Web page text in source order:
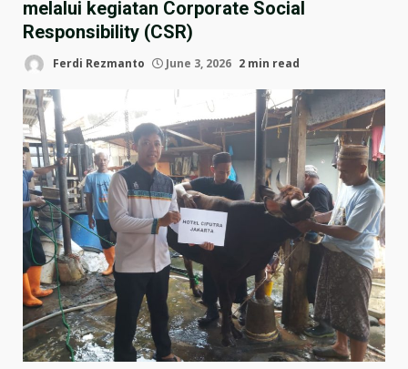
melalui kegiatan Corporate Social
Responsibility (CSR)
Ferdi Rezmanto June 3, 2026 2 min read